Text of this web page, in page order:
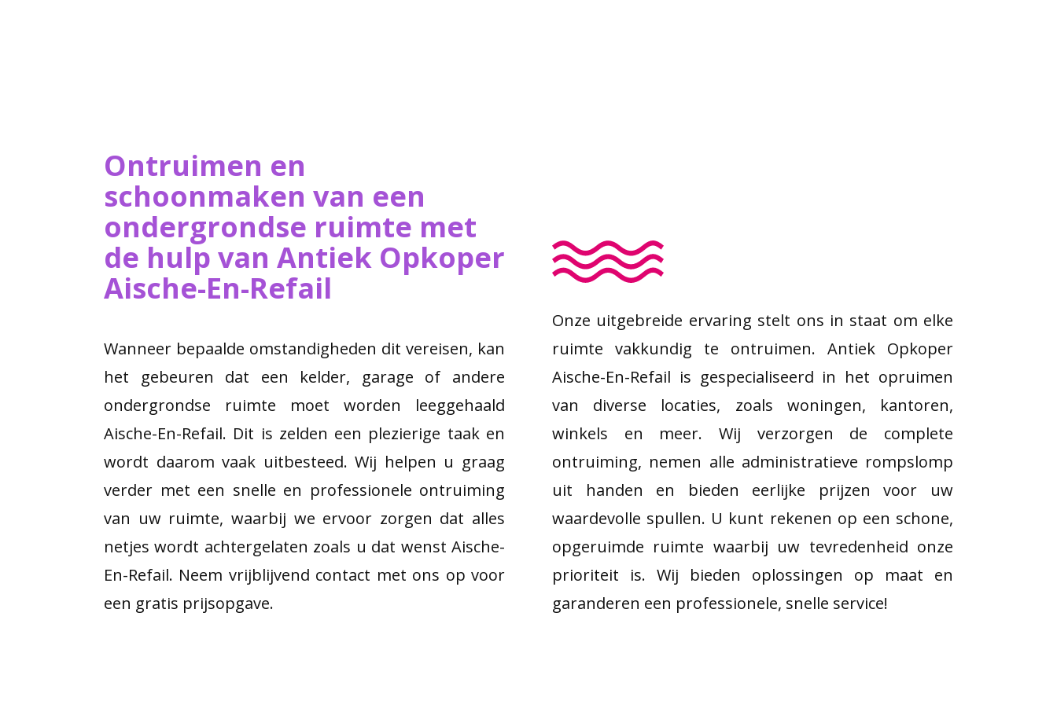
Ontruimen en
schoonmaken van een
ondergrondse ruimte met
de hulp van ​Antiek Opkoper
Aische-En-Refail
Wanneer bepaalde omstandigheden dit vereisen, kan
het gebeuren dat een kelder, garage of andere
ondergrondse ruimte moet worden leeggehaald
Aische-En-Refail. Dit is zelden een plezierige taak en
wordt daarom vaak uitbesteed. Wij helpen u graag
verder met een snelle en professionele ontruiming
van uw ruimte, waarbij we ervoor zorgen dat alles
netjes wordt achtergelaten zoals u dat wenst Aische-
En-Refail. Neem vrijblijvend contact met ons op voor
een gratis prijsopgave.
Onze uitgebreide ervaring stelt ons in staat om elke
ruimte vakkundig te ontruimen. Antiek Opkoper
Aische-En-Refail is gespecialiseerd in het opruimen
van diverse locaties, zoals woningen, kantoren,
winkels en meer. Wij verzorgen de complete
ontruiming, nemen alle administratieve rompslomp
uit handen en bieden eerlijke prijzen voor uw
waardevolle spullen. U kunt rekenen op een schone,
opgeruimde ruimte waarbij uw tevredenheid onze
prioriteit is. Wij bieden oplossingen op maat en
garanderen een professionele, snelle service!